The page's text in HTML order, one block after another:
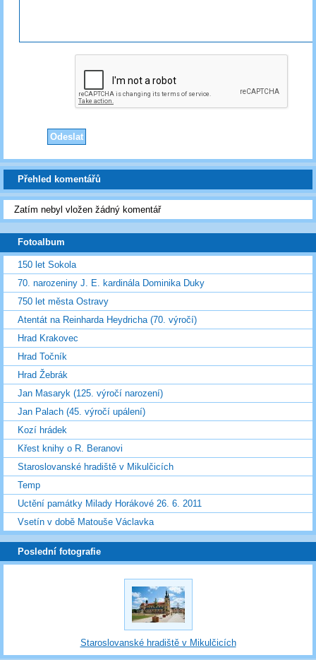
Přehled komentářů
Zatím nebyl vložen žádný komentář
Fotoalbum
150 let Sokola
70. narozeniny J. E. kardinála Dominika Duky
750 let města Ostravy
Atentát na Reinharda Heydricha (70. výročí)
Hrad Krakovec
Hrad Točník
Hrad Žebrák
Jan Masaryk (125. výročí narození)
Jan Palach (45. výročí upálení)
Kozí hrádek
Křest knihy o R. Beranovi
Staroslovanské hradiště v Mikulčicích
Temp
Uctění památky Milady Horákové 26. 6. 2011
Vsetín v době Matouše Václavka
Poslední fotografie
Staroslovanské hradiště v Mikulčicích